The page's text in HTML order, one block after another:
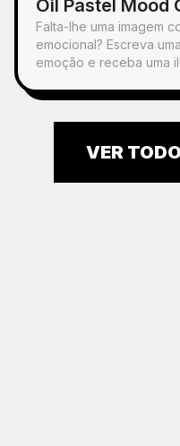
Oil Pastel Mood
Falta-lhe uma imagem
emocional? Escreva
emoção e receba uma
objetos do quotidiano
VER